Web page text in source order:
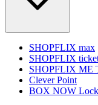
SHOPFLIX max
SHOPFLIX
SHOPFLIX ΜΕ
Clever Point
BOX NOW